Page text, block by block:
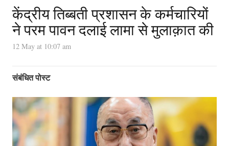
केंद्रीय तिब्बती प्रशासन के कर्मचारियों
ने परम पावन दलाई लामा से मुलाक़ात की
12 May at 10:07 am
संबंधित पोस्ट